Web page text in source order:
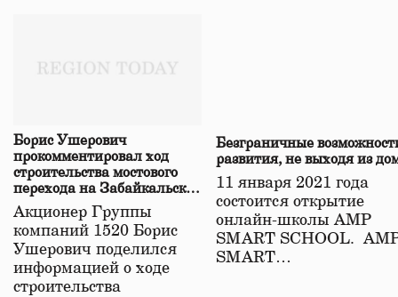
Борис Ушерович
прокомментировал ход
строительства мостового
перехода на Забайкальской
железной дороге
Акционер Группы
компаний 1520 Борис
Ушерович поделился
информацией о ходе
строительства
Безграничные
развития, не выходя из
11 января 2021 года
состоится открытие
онлайн-школы АМР
SMART SCHOOL.
SMART…